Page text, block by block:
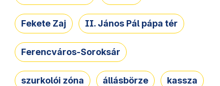
Fekete Zaj II. János Pál pápa tér
Ferencváros-Soroksár
szurkolói zóna állásbörze kassza